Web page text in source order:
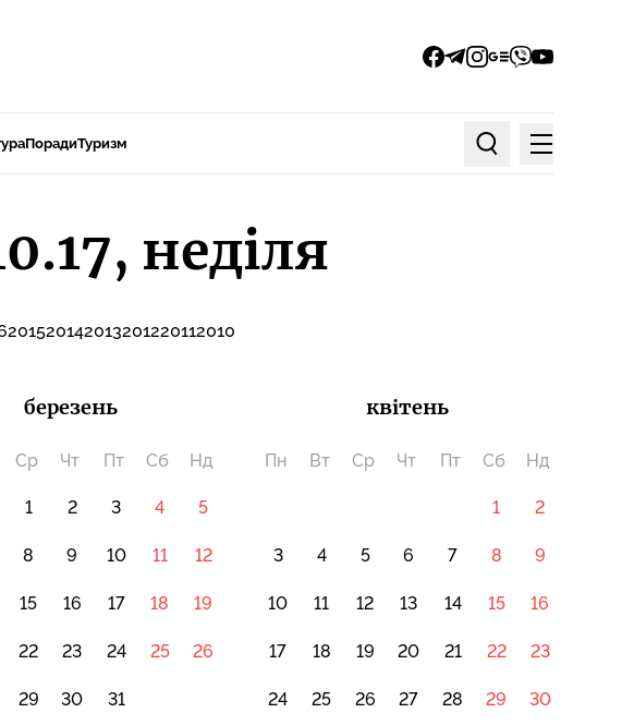
facebook
telegram
instagram
google_news
viberyoutube
ПорадиТуризм
Пошук по статтях
Меню
неділя
201520142013201220112010
березень
Ср Чт Пт Сб Нд
1 2 3 4 5
8 9 10 11 12
15 16 17 18 19
22 23 24 25 26
29 30 31
квітень
Пн Вт Ср Чт Пт Сб Нд
1 2
3 4 5 6 7 8 9
10 11 12 13 14 15 16
17 18 19 20 21 22 23
24 25 26 27 28 29 30